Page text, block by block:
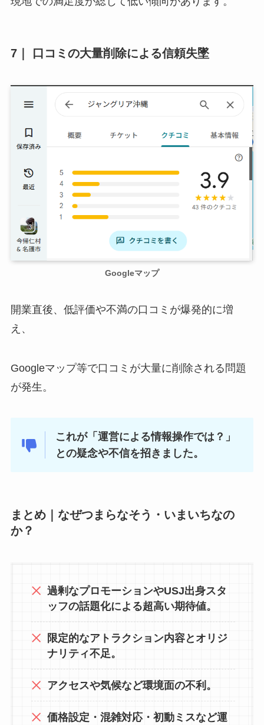
7｜ 口コミの大量削除による信頼失墜
Googleマップ
開業直後、低評価や不満の口コミが爆発的に増
え、
Googleマップ等で口コミが大量に削除される問題
が発生。
これが「運営による情報操作では？」
との疑念や不信を招きました。
まとめ｜なぜつまらなそう・いまいちなの
か？
過剰なプロモーションやUSJ出身スタ
ッフの話題化による超高い期待値。
限定的なアトラクション内容とオリジ
ナリティ不足。
アクセスや気候など環境面の不利。
価格設定・混雑対応・初動ミスなど運